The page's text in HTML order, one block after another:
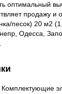
оптимальный
продажу и
песок) 20 м2
Одесса,
Комплектующие